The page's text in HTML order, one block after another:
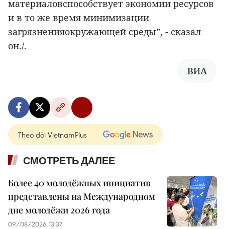
материаловспособствует экономии ресурсов
и в то же время минимизации
загрязненияокружающей среды”, - сказал
он./.
ВИА
Theo dõi VietnamPlus
СМОТРЕТЬ ДАЛЕЕ
Более 40 молодёжных инициатив
представлены на Международном
дне молодёжи 2026 года
09/08/2026 13:37